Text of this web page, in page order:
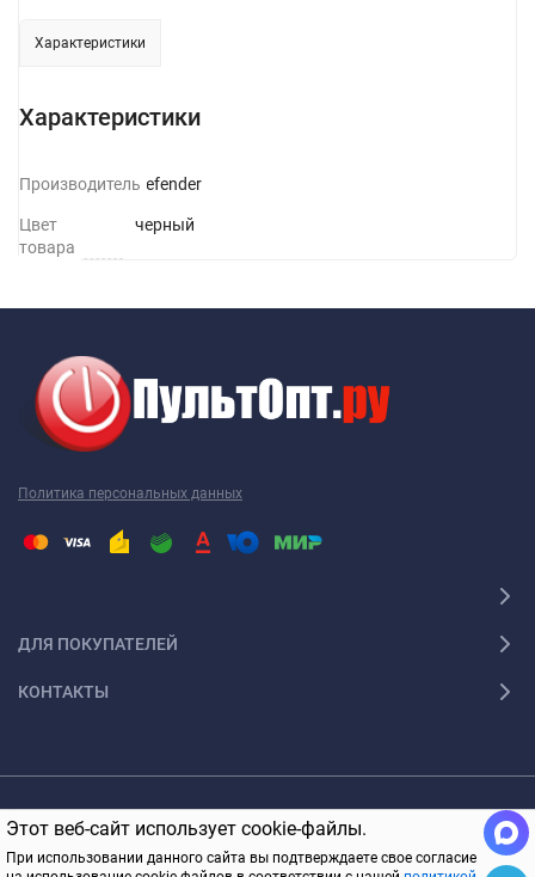
Этот веб-сайт использует cookie-файлы.
При использовании данного сайта вы подтверждаете свое согласие
В КОРЗИНУ
Характеристики
Характеристики
ПроизводительDefender
Цвет
товара
черный
Политика персональных данных
ДЛЯ ПОКУПАТЕЛЕЙ
КОНТАКТЫ
© 2005-2026 ПультОпт.ру Все права защищены